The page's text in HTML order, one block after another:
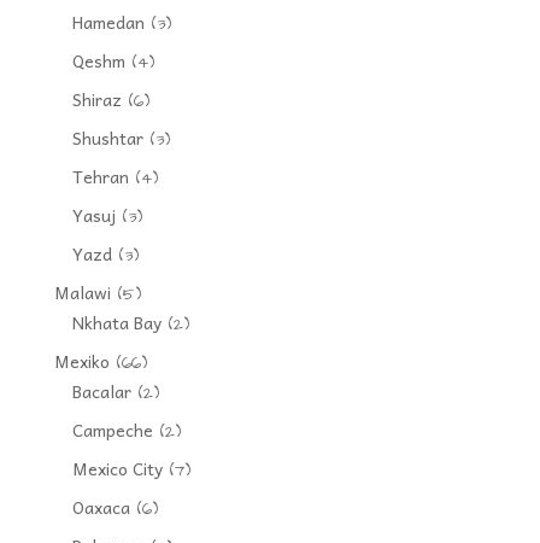
Hamedan (3)
Qeshm (4)
Shiraz (6)
Shushtar(3)
Tehran (4)
Yasuj (3)
Yazd(3)
Malawi (5)
Nkhata Bay(2)
Mexiko (66)
Bacalar(2)
Campeche (2)
Mexico City(7)
Oaxaca(6)